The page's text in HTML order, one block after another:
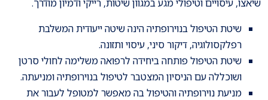
שיאצו, עיסויים וטיפולי מגע במגוון שיטות, רייקי ודמיון מודרך.
שיטת הטיפול בנוירופתיה הינה שיטה ייעודית המשלבת
רפלקסולוגיה, דיקור סיני, עיסוי ותזונה.
שיטת הטיפול פותחה ביחידה לרפואה משלימה לחולי סרטן
ושוכללה עם הניסיון המצטבר לטיפול בנוירופתיה ומניעתה.
מניעת נוירופתיה והטיפול בה מאפשר למטופל לעבור את